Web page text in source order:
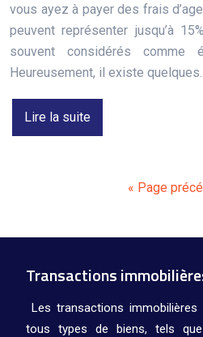
vous ayez à payer des frais
peuvent représenter jusqu’à
souvent considérés comme
Heureusement, il existe quelques…
Lire la suite
« Page
Transactions
Les transactions immobilières
tous types de biens, tels